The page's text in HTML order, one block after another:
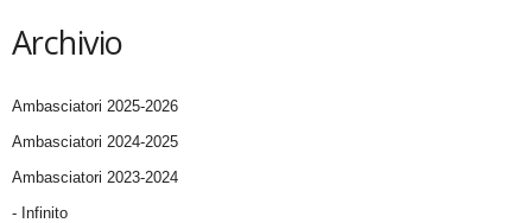
Archivio
Ambasciatori 2025-2026
Ambasciatori 2024-2025
Ambasciatori 2023-2024
- Infinito